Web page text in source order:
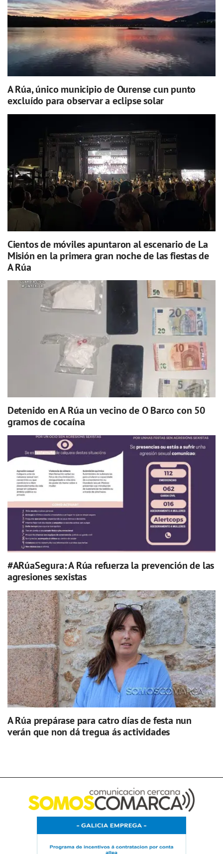
A Rúa, único municipio de Ourense cun punto
excluído para observar a eclipse solar
Cientos de móviles apuntaron al escenario de La
Misión en la primera gran noche de las fiestas de
A Rúa
Detenido en A Rúa un vecino de O Barco con 50
gramos de cocaína
#ARúaSegura: A Rúa refuerza la prevención de las
agresiones sexistas
A Rúa prepárase para catro días de festa nun
verán que non dá tregua ás actividades